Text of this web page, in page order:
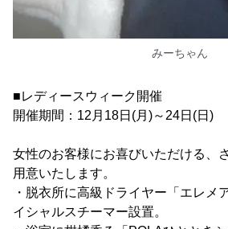
みーちゃん
■レディースウィーク開催
開催期間：12月18日(月)～24日(日)
女性のお客様にお喜びいただける、
用意いたします。
・脱衣所に高級ドライヤー「エレメ
イシャルスチーマー設置。